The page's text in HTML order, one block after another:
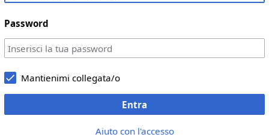
Password
Mantienimi collegata/o
Entra
Aiuto con l'accesso